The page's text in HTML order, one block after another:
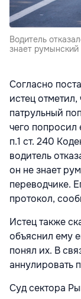
Водитель
знает румынский
Согласно
истец
патрульный
чего попросил
п.1 ст. 240
водитель
он не знает
переводчике.
протокол,
Истец также
объяснил ему
понял их. В
аннулировать
Суд сектора